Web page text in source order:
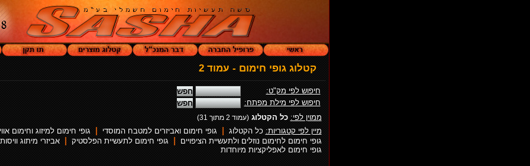
קטלוג גופי חימום - עמוד 2
חיפוש לפי מק"ט:
חיפוש לפי מילת מפתח:
ממוין לפי: כל הקטלוג(עמוד 2 מתוך 31)
מיין לפי קטגוריות: כל הקטלוג | גופי חימום ואביזרים למטבח המוסדי |
גופי חימום למיזוג וחימום
גופי חימום לחימום נוזלים ולתעשיית הציפויים
| גופי חימום לתעשיית הפלסטיק |
אביזרי מיתוג
גופי חימום לאפליקציות מיוחדות